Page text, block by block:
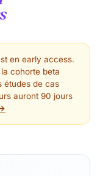
en early access.
cohorte beta
études de cas
auront 90 jours